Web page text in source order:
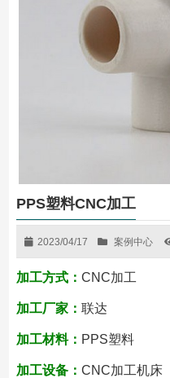
PPS塑料CNC加工
2023/04/17 案例中心
加工方式： CNC加工
加工厂家： 联达
加工材料： PPS塑料
加工设备： CNC加工机床